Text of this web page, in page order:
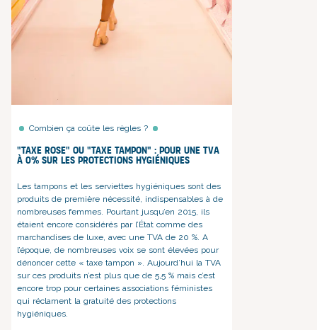
Combien ça coûte les règles ?
"Taxe rose" ou "Taxe tampon" : pour une TVA
à 0% sur les protections hygiéniques
Les tampons et les serviettes hygiéniques sont des
produits de première nécessité, indispensables à de
nombreuses femmes. Pourtant jusqu’en 2015, ils
étaient encore considérés par l’État comme des
marchandises de luxe, avec une TVA de 20 %. A
l’époque, de nombreuses voix se sont élevées pour
dénoncer cette « taxe tampon ». Aujourd’hui la TVA
sur ces produits n’est plus que de 5,5 % mais c’est
encore trop pour certaines associations féministes
qui réclament la gratuité des protections
hygiéniques.